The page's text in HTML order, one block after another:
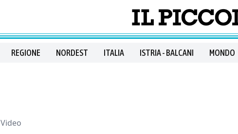
REGIONE NORDEST ITALIA ISTRIA - BALCANI MONDO
Video